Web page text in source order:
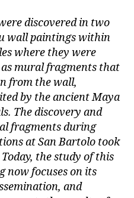
discovered in two
wall paintings within
where they were
mural fragments that
from the wall,
by the ancient Maya
The discovery and
fragments during
at San Bartolo took
the study of this
now focuses on its
and